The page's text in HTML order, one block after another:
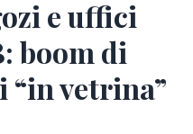
e uffici
boom di
vetrina”